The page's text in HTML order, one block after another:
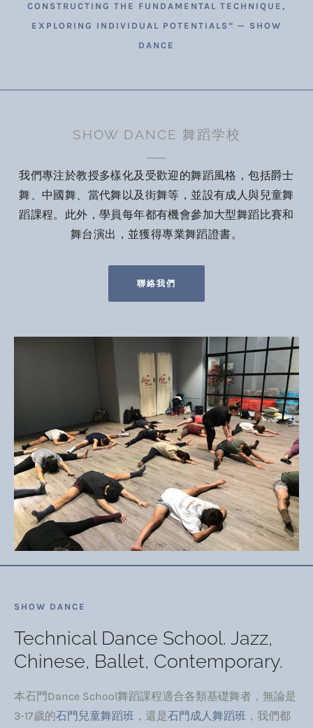
CONSTRUCTING THE FUNDAMENTAL TECHNIQUE,
EXPLORING INDIVIDUAL POTENTIALS” — SHOW
DANCE
SHOW DANCE 舞蹈学校
我們專注於教授多樣化及受歡迎的舞蹈風格，包括爵士
舞、中國舞、當代舞以及街舞等，並設有成人與兒童舞
蹈課程。此外，學員每年都有機會參加大型舞蹈比賽和
舞台演出，並獲得專業舞蹈證書。
聯絡我們
SHOW DANCE
Technical Dance School. Jazz,
Chinese, Ballet, Contemporary.
本石門Dance School舞蹈課程適合各類基礎舞者，無論是
3-17歲的石門兒童舞蹈班 ，還是石門成人舞蹈班 ，我們都